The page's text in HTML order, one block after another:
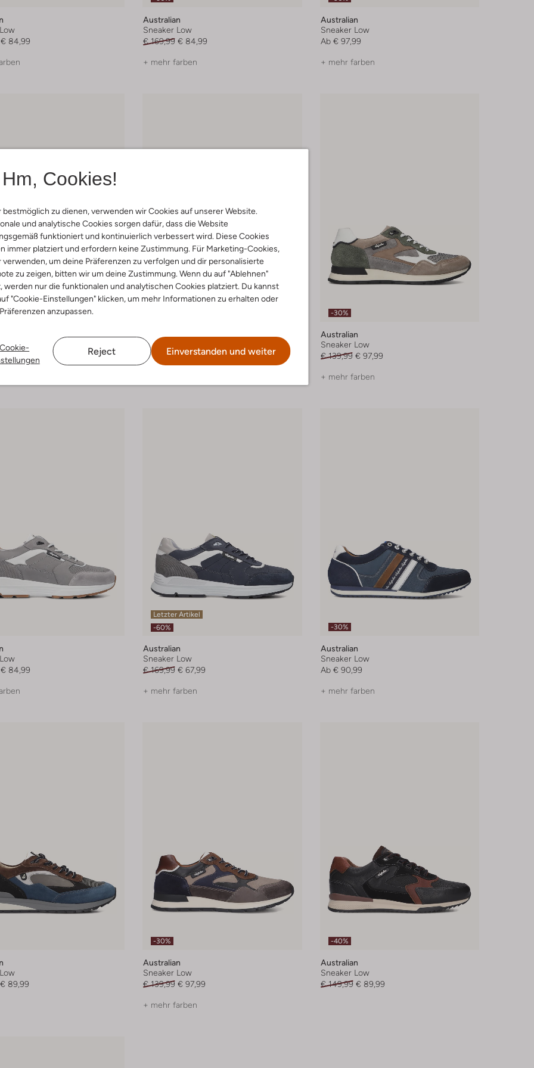
Hm, Cookies!
bestmöglich zu dienen, verwenden wir Cookies auf unserer Website.
und analytische Cookies sorgen dafür, dass die Website
funktioniert und kontinuierlich verbessert wird. Diese Cookies
immer platziert und erfordern keine Zustimmung. Für Marketing-Cookies,
verwenden, um deine Präferenzen zu verfolgen und dir personalisierte
zu zeigen, bitten wir um deine Zustimmung. Wenn du auf "Ablehnen"
werden nur die funktionalen und analytischen Cookies platziert. Du kannst
"Cookie-Einstellungen" klicken, um mehr Informationen zu erhalten oder
anzupassen.
Cookie-
Reject Einverstanden und weiter
€ 84,99
Australian
Sneaker Low
€ 169,99 € 84,99
+ mehr farben
Australian
Sneaker Low
Ab € 97,99
+ mehr farben
Sneaker Low
€ 149,99 € 74,99
-30%
Australian
Sneaker Low
€ 139,99 € 97,99
+ mehr farben
€ 84,99
Letzter Artikel
-60%
Australian
Sneaker Low
€ 169,99 € 67,99
+ mehr farben
-30%
Australian
Sneaker Low
Ab € 90,99
+ mehr farben
€ 89,99
-30%
Australian
Sneaker Low
€ 139,99 € 97,99
+ mehr farben
-40%
Australian
Sneaker Low
€ 149,99 € 89,99